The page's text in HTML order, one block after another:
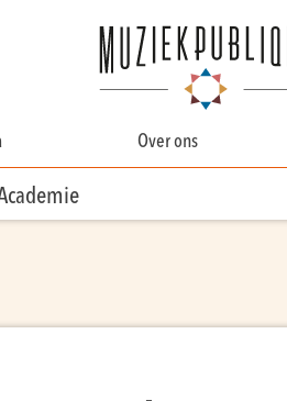
Over ons
Contact